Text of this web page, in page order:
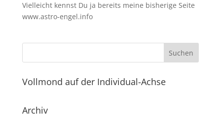
Vielleicht kennst Du ja bereits meine bisherige Seite
www.astro-engel.info
Vollmond auf der Individual-Achse
Archiv